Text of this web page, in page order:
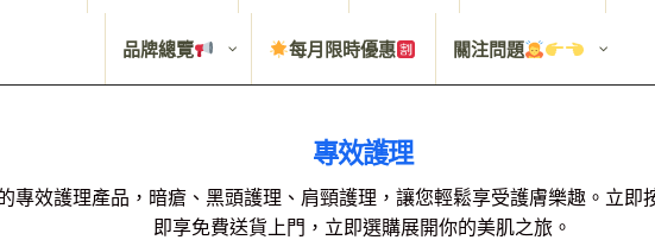
品牌總覽 每月限時優惠 關注問題
專效護理
專效護理產品，暗瘡、黑頭護理、肩頸護理，讓您輕鬆享受護膚樂趣。立即
即享免費送貨上門，立即選購展開你的美肌之旅。